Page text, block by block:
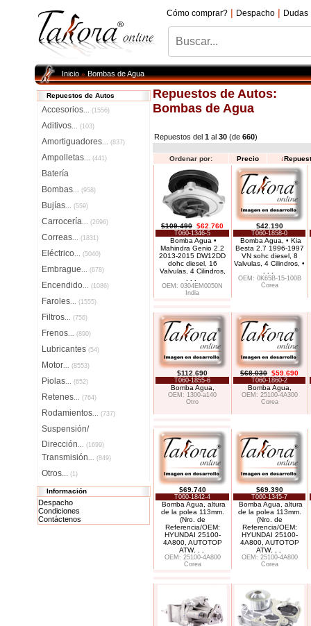
Cómo comprar? | Despacho | Dudas
Inicio»Bombas de Agua
Repuestos de Autos
Accesorios... (1556)
Aditivos... (103)
Amortiguadores... (837)
Ampolletas... (441)
Batería
Bombas... (958)
Bujías... (559)
Carrocería... (2696)
Correas... (1831)
Eléctrico... (5040)
Embrague... (678)
Encendido... (1086)
Faroles... (1555)
Filtros... (756)
Frenos... (890)
Lubricantes (54)
Motor... (8553)
Piolas... (652)
Retenes... (764)
Rodamientos... (737)
Suspensión/
Dirección... (1699)
Transmisión... (849)
Otros... (1)
Información
Despacho
Condiciones
Contáctenos
Repuestos de Autos:
Bombas de Agua
Repuestos del 1 al 30 (de 660)
Ordenar por: Precio ↓
$109.490 $62.760
T060-1346-5
Bomba Agua •
Mahindra Genio 2.2
2013-2015 DW12DD
dohc diesel, 16
Valvulas, 4 Cilindros,
OEM: 0304EM0050N
India
$42.190
T060-1858-0
Bomba Agua, • Kia
Besta 2.7 1996-1997
VN sohc diesel, 8
Valvulas, 4 Cilindros, •
OEM: 0K65B-15-100B
Corea
$112.690
T060-1855-6
Bomba Agua,
OEM: 1300-a140
Otro
$68.030 $59.690
T060-1860-2
Bomba Agua,
OEM: 25100-4A300
Corea
$69.740
T060-1842-4
Bomba Agua, altura
de la polea 113mm.
(Nro. de
Referencia/OEM:
HYUNDAI 25100-
4A800, AUTOTOP
ATW. . .
OEM: 25100-4A800
Corea
$69.390
T060-1345-7
Bomba Agua, altura
de la polea 113mm.
(Nro. de
Referencia/OEM:
HYUNDAI 25100-
4A800, AUTOTOP
ATW. . .
OEM: 25100-4A800
Corea